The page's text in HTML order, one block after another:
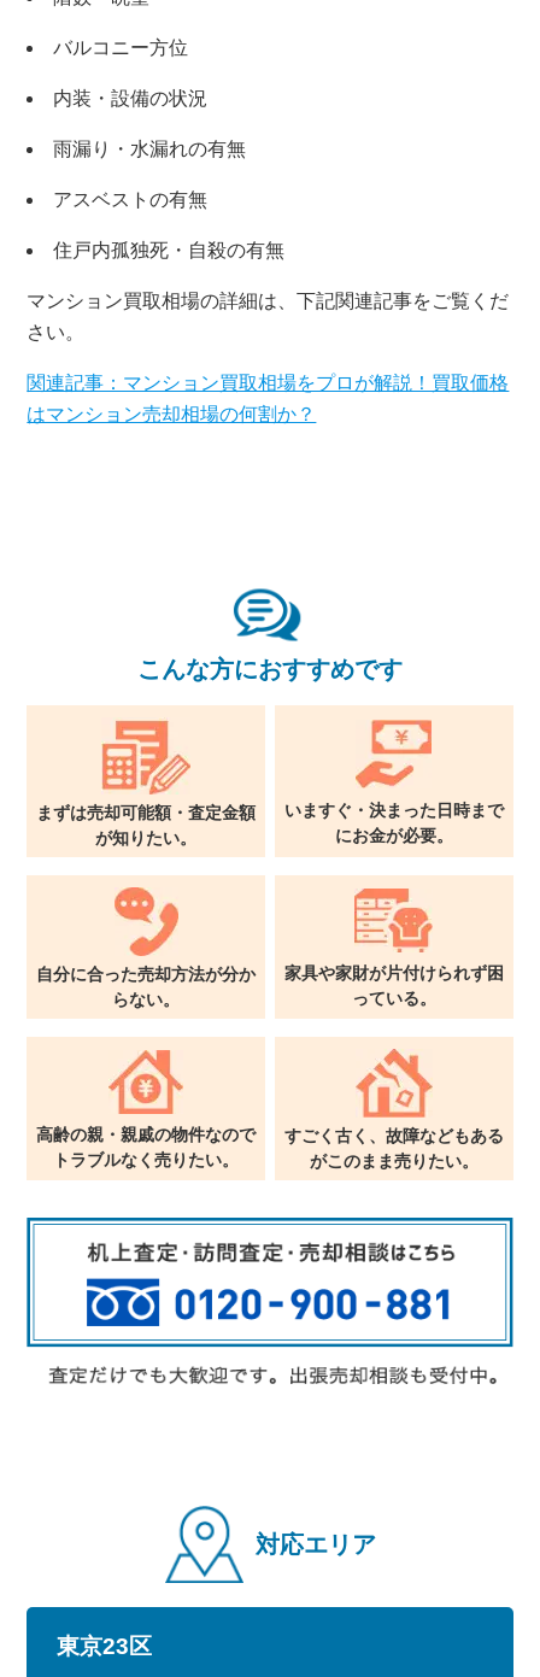
×
無料査定・売却相談
10時～18時/水曜日定休
関西支社 0120-711-018
バルコニー方位
内装・設備の状況
雨漏り・水漏れの有無
アスベストの有無
住戸内孤独死・自殺の有無
マンション買取相場の詳細は、下記関連記事をご覧くだ
さい。
関連記事：マンション買取相場をプロが解説！買取価格
はマンション売却相場の何割か？
こんな方におすすめです
まずは売却可能額・査定金額
が知りたい。
いますぐ・決まった日時まで
にお金が必要。
自分に合った売却方法が分か
らない。
家具や家財が片付けられず困
っている。
高齢の親・親戚の物件なので
トラブルなく売りたい。
すごく古く、故障などもある
がこのまま売りたい。
対応エリア
東京23区